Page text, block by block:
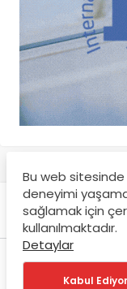
Bu web sitesinde
deneyimi
sağlamak için
kullanılmaktadır.
Detaylar
Kabul